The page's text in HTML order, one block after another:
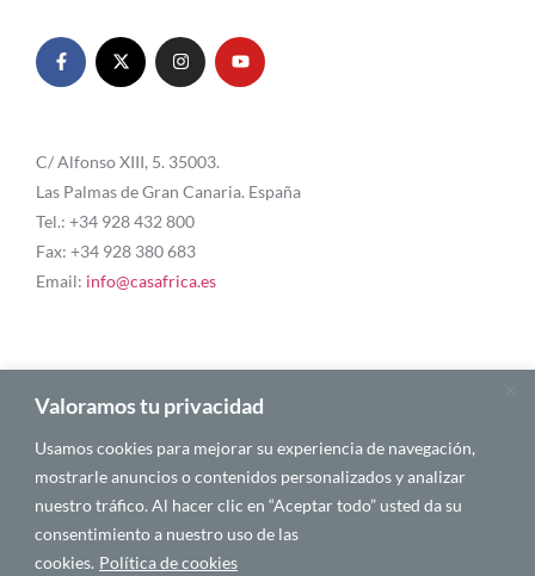
Valoramos tu privacidad
Usamos cookies para mejorar su experiencia de navegación,
mostrarle anuncios o contenidos personalizados y analizar
nuestro tráfico. Al hacer clic en “Aceptar todo” usted da su
consentimiento a nuestro uso de las
cookies. Política de cookies
C/ Alfonso XIII, 5. 35003.
Las Palmas de Gran Canaria. España
Tel.: +34 928 432 800
Fax: +34 928 380 683
Email: info@casafrica.es
Blog
Quiénes somos
Autores
Español